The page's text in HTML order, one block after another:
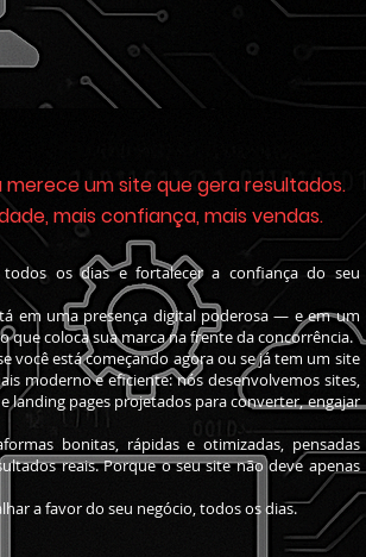
merece um site que gera resultados.
mais confiança, mais vendas.
todos os dias e fortalecer a confiança do seu
em uma presença digital poderosa — e em um
que coloca sua marca na frente da concorrência.
você está começando agora ou se já tem um site
moderno e eficiente: nós desenvolvemos sites,
landing pages projetados para converter, engajar
bonitas, rápidas e otimizadas, pensadas
reais. Porque o seu site não deve apenas
a favor do seu negócio, todos os dias.